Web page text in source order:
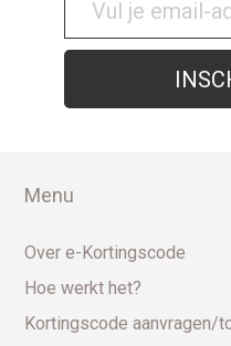
Menu
Over e-Kortingscode
Hoe werkt het?
Kortingscode aanvragen/